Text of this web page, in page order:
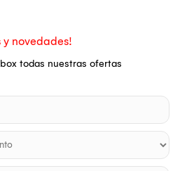
y novedades!
todas nuestras ofertas